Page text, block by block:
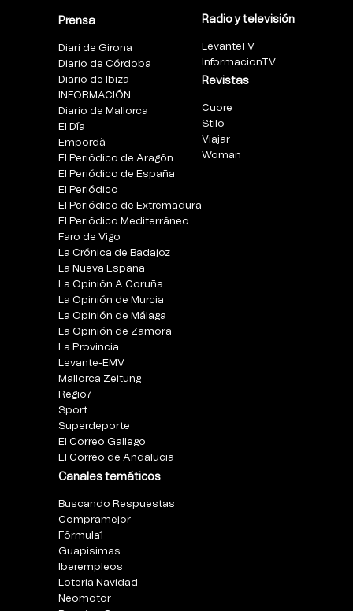
Prensa
Diari de Girona
Diario de Córdoba
Diario de Ibiza
INFORMACIÓN
Diario de Mallorca
El Día
Empordà
El Periódico de Aragón
El Periódico de España
El Periódico
El Periódico de Extremadura
El Periódico Mediterráneo
Faro de Vigo
La Crónica de Badajoz
La Nueva España
La Opinión A Coruña
La Opinión de Murcia
La Opinión de Málaga
La Opinión de Zamora
La Provincia
Levante-EMV
Mallorca Zeitung
Regio7
Sport
Superdeporte
El Correo Gallego
El Correo de Andalucia
Canales temáticos
Buscando Respuestas
Compramejor
Fórmula1
Guapisimas
Iberempleos
Loteria Navidad
Neomotor
Radio y televisión
LevanteTV
InformacionTV
Revistas
Cuore
Stilo
Viajar
Woman